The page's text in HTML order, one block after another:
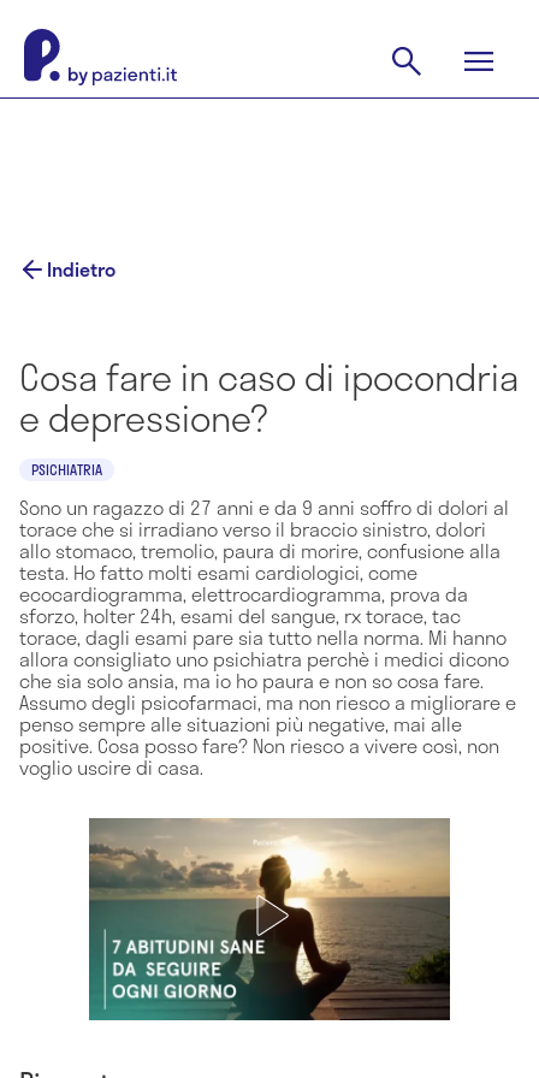
Indietro
Cosa fare in caso di ipocondria
e depressione?
PSICHIATRIA
Sono un ragazzo di 27 anni e da 9 anni soffro di dolori al
torace che si irradiano verso il braccio sinistro, dolori
allo stomaco, tremolio, paura di morire, confusione alla
testa. Ho fatto molti esami cardiologici, come
ecocardiogramma, elettrocardiogramma, prova da
sforzo, holter 24h, esami del sangue, rx torace, tac
torace, dagli esami pare sia tutto nella norma. Mi hanno
allora consigliato uno psichiatra perchè i medici dicono
che sia solo ansia, ma io ho paura e non so cosa fare.
Assumo degli psicofarmaci, ma non riesco a migliorare e
penso sempre alle situazioni più negative, mai alle
positive. Cosa posso fare? Non riesco a vivere così, non
voglio uscire di casa.